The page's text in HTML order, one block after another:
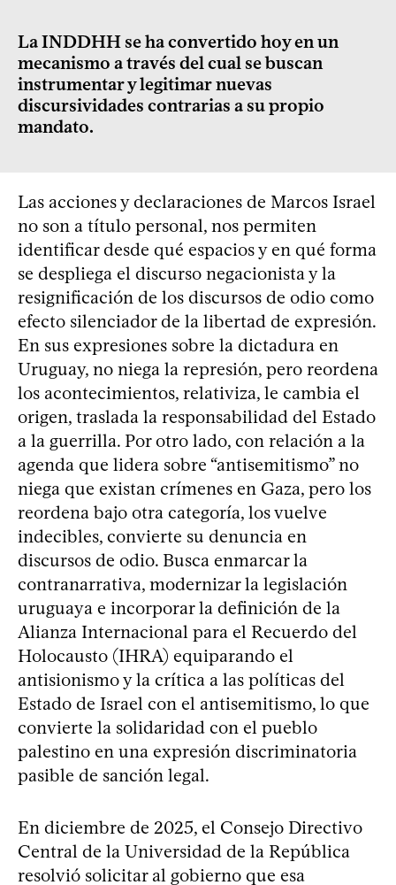
La INDDHH se ha convertido hoy en un
mecanismo a través del cual se buscan
instrumentar y legitimar nuevas
discursividades contrarias a su propio
mandato.
Las acciones y declaraciones de Marcos Israel
no son a título personal, nos permiten
identificar desde qué espacios y en qué forma
se despliega el discurso negacionista y la
resignificación de los discursos de odio como
efecto silenciador de la libertad de expresión.
En sus expresiones sobre la dictadura en
Uruguay, no niega la represión, pero reordena
los acontecimientos, relativiza, le cambia el
origen, traslada la responsabilidad del Estado
a la guerrilla. Por otro lado, con relación a la
agenda que lidera sobre “antisemitismo” no
niega que existan crímenes en Gaza, pero los
reordena bajo otra categoría, los vuelve
indecibles, convierte su denuncia en
discursos de odio. Busca enmarcar la
contranarrativa, modernizar la legislación
uruguaya e incorporar la definición de la
Alianza Internacional para el Recuerdo del
Holocausto (IHRA) equiparando el
antisionismo y la crítica a las políticas del
Estado de Israel con el antisemitismo, lo que
convierte la solidaridad con el pueblo
palestino en una expresión discriminatoria
pasible de sanción legal.
En diciembre de 2025, el Consejo Directivo
Central de la Universidad de la República
resolvió solicitar al gobierno que esa